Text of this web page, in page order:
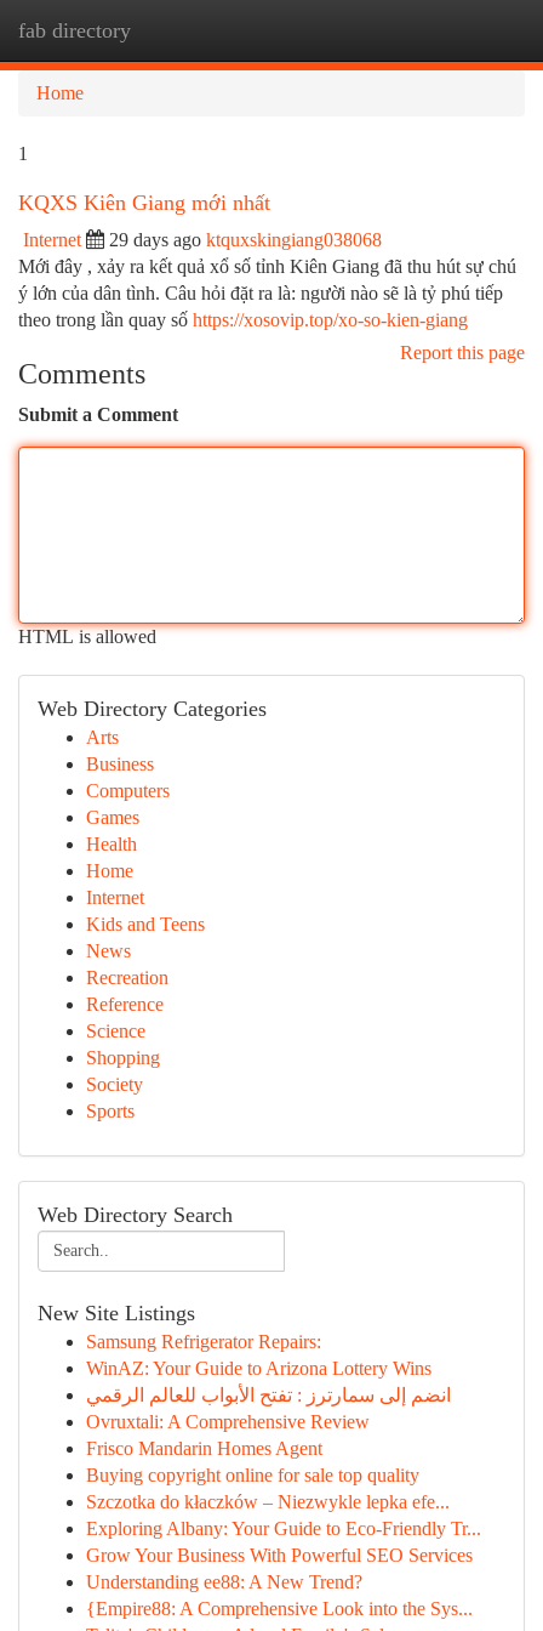
fab directory
Home
1
KQXS Kiên Giang mới nhất
Internet 29 days ago ktquxskingiang038068
Mới đây , xảy ra kết quả xổ số tỉnh Kiên Giang đã thu hút sự chú
ý lớn của dân tình. Câu hỏi đặt ra là: người nào sẽ là tỷ phú tiếp
theo trong lần quay số https://xosovip.top/xo-so-kien-giang
Report this page
Comments
Submit a Comment
HTML is allowed
Web Directory Categories
Arts
Business
Computers
Games
Health
Home
Internet
Kids and Teens
News
Recreation
Reference
Science
Shopping
Society
Sports
Web Directory Search
New Site Listings
Samsung Refrigerator Repairs:
WinAZ: Your Guide to Arizona Lottery Wins
انضم إلى سمارترز : تفتح الأبواب للعالم الرقمي
Ovruxtali: A Comprehensive Review
Frisco Mandarin Homes Agent
Buying copyright online for sale top quality
Szczotka do kłaczków – Niezwykle lepka efe...
Exploring Albany: Your Guide to Eco-Friendly Tr...
Grow Your Business With Powerful SEO Services
Understanding ee88: A New Trend?
{Empire88: A Comprehensive Look into the Sys...